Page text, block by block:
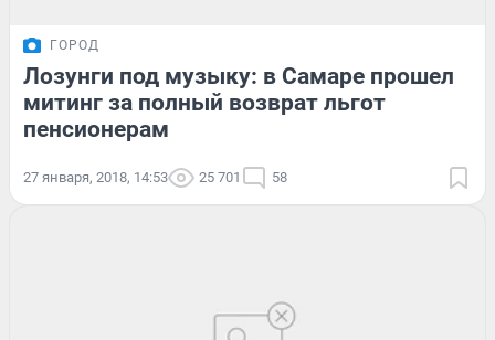
ГОРОД
Лозунги под музыку: в Самаре прошел
митинг за полный возврат льгот
пенсионерам
27 января, 2018, 14:53 25 701 58